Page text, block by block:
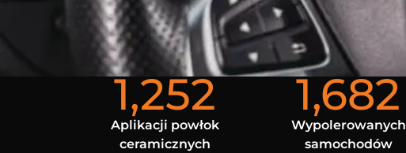
1,252
Aplikacji powłok
ceramicznych
1,682
Wypolerowanych
samochodów